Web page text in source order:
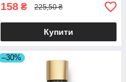
158 ₴ 225,50 ₴
Купити
–30%